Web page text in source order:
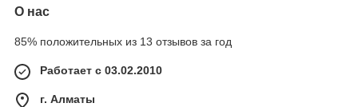
О нас
85% положительных из 13 отзывов за год
Работает с 03.02.2010
г. Алматы